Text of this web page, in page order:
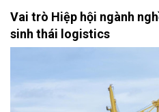
Vai trò Hiệp hội ngành
sinh thái logistics